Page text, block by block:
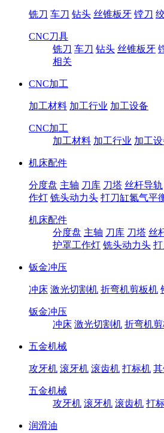
铣刀 车刀 钻头 丝锥板牙 镗刀
CNC刀具
铣刀 车刀 钻头 丝锥板牙
相关
CNC加工
加工材料 加工行业 加工设备
CNC加工
加工材料 加工行业 加工
机床配件
分度盘 主轴 刀库 刀塔 丝杆导轨
作灯 铣头动力头 打刀缸氮气平
机床配件
分度盘 主轴 刀库 刀塔 丝
护罩工作灯 铣头动力头
钣金冲压
冲床 激光切割机 折弯机剪板机
钣金冲压
冲床 激光切割机 折弯机
五金机械
攻牙机 滚牙机 滚齿机 打标机
五金机械
攻牙机 滚牙机 滚齿机 打
润滑油